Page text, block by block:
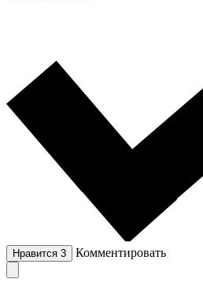
Нравится 3 Комментировать